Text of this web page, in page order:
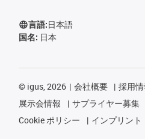
言語:日本語
国名: 日本
© igus, 2026 会社概要 採用
展示会情報
サプライヤー募集
Cookie ポリシー
インプリント